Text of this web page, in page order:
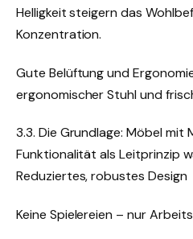
Helligkeit steigern das
Konzentration.
Gute Belüftung und
ergonomischer Stuhl und
3.3. Die Grundlage: Möbel mit
Funktionalität als Leitprinzip
Reduziertes, robustes Design
Keine Spielereien – nur